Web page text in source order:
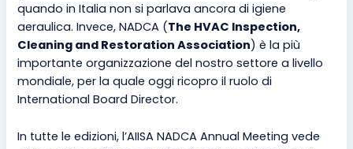
quando in Italia non si parlava ancora di igiene
aeraulica. Invece, NADCA (The HVAC Inspection,
Cleaning and Restoration Association) è la più
importante organizzazione del nostro settore a livello
mondiale, per la quale oggi ricopro il ruolo di
International Board Director.
In tutte le edizioni, l’AIISA NADCA Annual Meeting vede